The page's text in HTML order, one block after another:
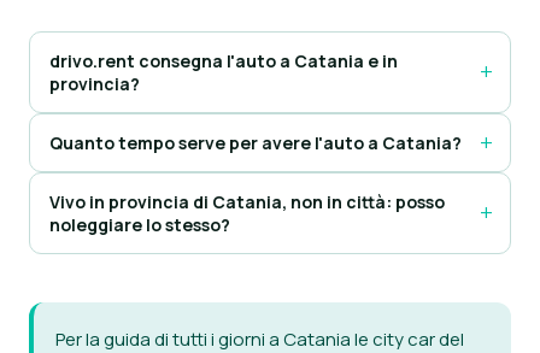
drivo.rent consegna l'auto a Catania e in
provincia?
Quanto tempo serve per avere l'auto a Catania?
Vivo in provincia di Catania, non in città: posso
noleggiare lo stesso?
Per la guida di tutti i giorni a Catania le city car del